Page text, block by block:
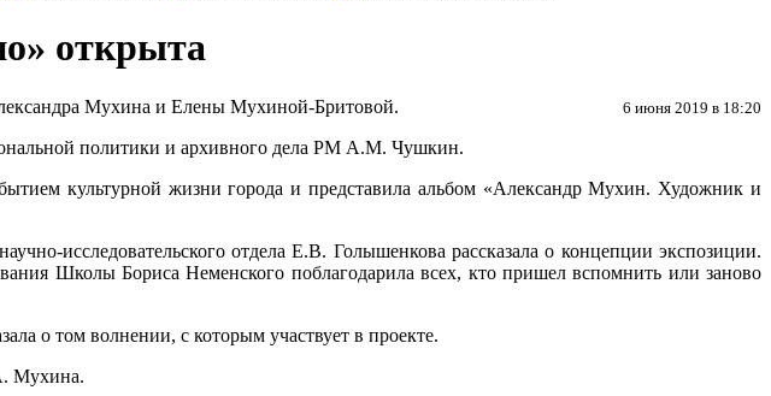
открыта
6 июня 2019 в 18:20
Мухина и Елены Мухиной-Бритовой.
политики и архивного дела РМ А.М. Чушкин.
культурной жизни города и представила альбом «Александр Мухин. Художник и
исследовательского отдела Е.В. Голышенкова рассказала о концепции экспозиции.
Школы Бориса Неменского поблагодарила всех, кто пришел вспомнить или заново
о том волнении, с которым участвует в проекте.
Мухина.